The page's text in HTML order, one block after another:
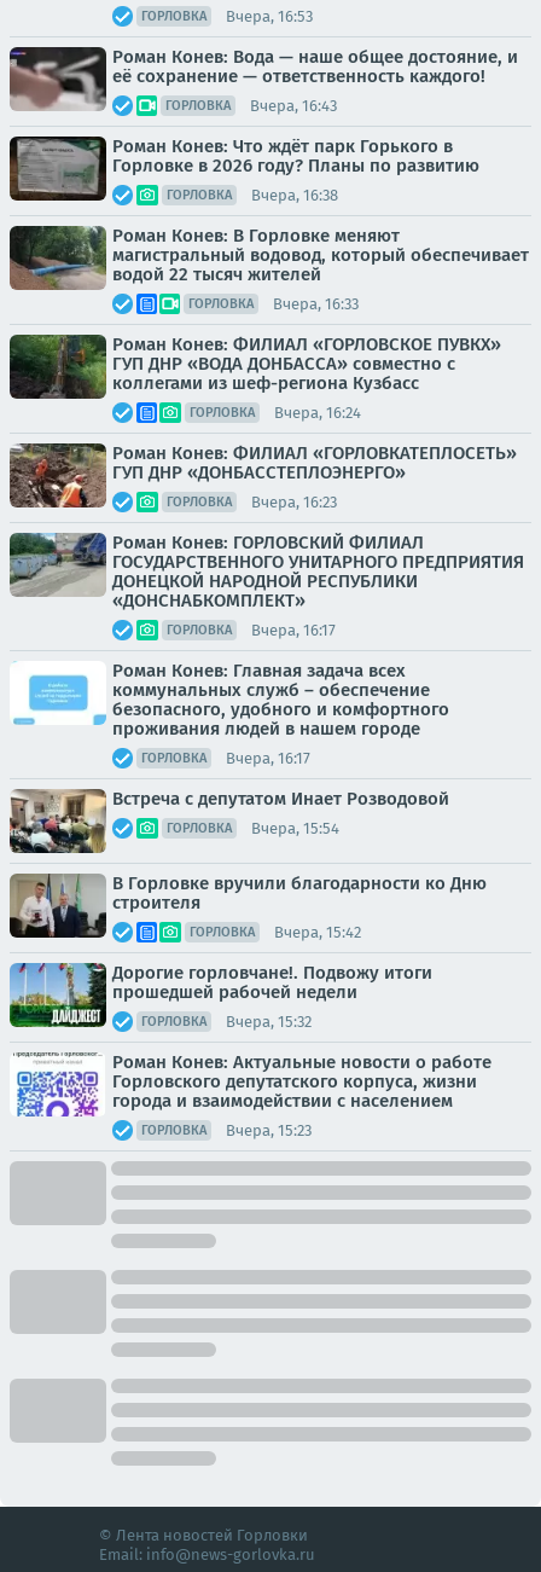
ГОРЛОВКА Вчера, 16:53
Роман Конев: Вода — наше общее достояние, и
её сохранение — ответственность каждого!
ГОРЛОВКА Вчера, 16:43
Роман Конев: Что ждёт парк Горького в
Горловке в 2026 году? Планы по развитию
ГОРЛОВКА Вчера, 16:38
Роман Конев: В Горловке меняют
магистральный водовод, который обеспечивает
водой 22 тысяч жителей
ГОРЛОВКА Вчера, 16:33
Роман Конев: ФИЛИАЛ «ГОРЛОВСКОЕ ПУВКХ»
ГУП ДНР «ВОДА ДОНБАССА» совместно с
коллегами из шеф-региона Кузбасс
ГОРЛОВКА Вчера, 16:24
Роман Конев: ФИЛИАЛ «ГОРЛОВКАТЕПЛОСЕТЬ»
ГУП ДНР «ДОНБАССТЕПЛОЭНЕРГО»
ГОРЛОВКА Вчера, 16:23
Роман Конев: ГОРЛОВСКИЙ ФИЛИАЛ
ГОСУДАРСТВЕННОГО УНИТАРНОГО ПРЕДПРИЯТИЯ
ДОНЕЦКОЙ НАРОДНОЙ РЕСПУБЛИКИ
«ДОНСНАБКОМПЛЕКТ»
ГОРЛОВКА Вчера, 16:17
Роман Конев: Главная задача всех
коммунальных служб – обеспечение
безопасного, удобного и комфортного
проживания людей в нашем городе
ГОРЛОВКА Вчера, 16:17
Встреча с депутатом Инает Розводовой
ГОРЛОВКА Вчера, 15:54
В Горловке вручили благодарности ко Дню
строителя
ГОРЛОВКА Вчера, 15:42
Дорогие горловчане!. Подвожу итоги
прошедшей рабочей недели
ГОРЛОВКА Вчера, 15:32
Роман Конев: Актуальные новости о работе
Горловского депутатского корпуса, жизни
города и взаимодействии с населением
ГОРЛОВКА Вчера, 15:23
© Лента новостей Горловки
Email: info@news-gorlovka.ru